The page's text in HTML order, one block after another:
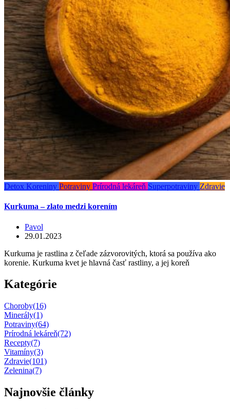
Detox Koreniny Potraviny Prírodná lekáreň Superpotraviny Zdravie
Kurkuma – zlato medzi korením
Pavol
29.01.2023
Kurkuma je rastlina z čeľade zázvorovitých, ktorá sa používa ako
korenie. Kurkuma kvet je hlavná časť rastliny, a jej koreň
Kategórie
Choroby(16)
Minerály(1)
Potraviny(64)
Prírodná lekáreň(72)
Recepty(7)
Vitamíny(3)
Zdravie(101)
Zelenina(7)
Najnovšie články